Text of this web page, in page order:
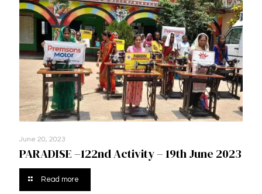
June 20, 2023
PARADISE –122nd Activity – 19th June 2023
Read more